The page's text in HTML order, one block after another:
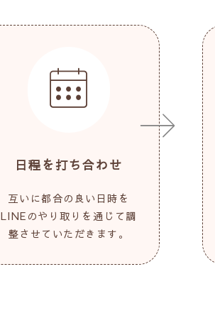
日程を打ち合わせ
互いに都合の良い日時を
LINEのやり取りを通じて調
整させていただきます。